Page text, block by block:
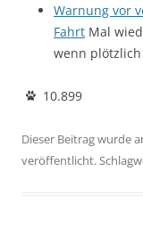
Warnung vor
Fahrt Mal
wenn
10.899
Dieser Beitrag wurde
veröffentlicht.